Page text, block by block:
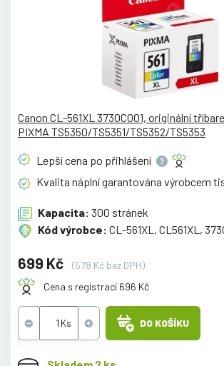
Canon CL-561XL 3730C001, originální
PIXMA TS5350/TS5351/TS5352/TS5353
Lepší cena po přihlášení
Kvalita náplní garantována výrobcem
Kapacita: 300 stránek
Kód výrobce: CL-561XL, CL561XL,
699 Kč
(578 Kč bez DPH)
Cena s registrací 696 Kč
DO KOŠÍKU